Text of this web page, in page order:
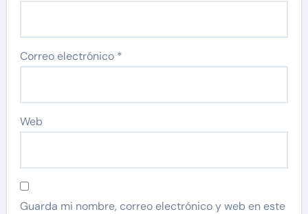
Correo electrónico *
Web
Guarda mi nombre, correo electrónico y web en este